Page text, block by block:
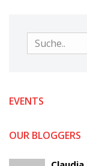
Suche
EVENTS
OUR BLOGGERS